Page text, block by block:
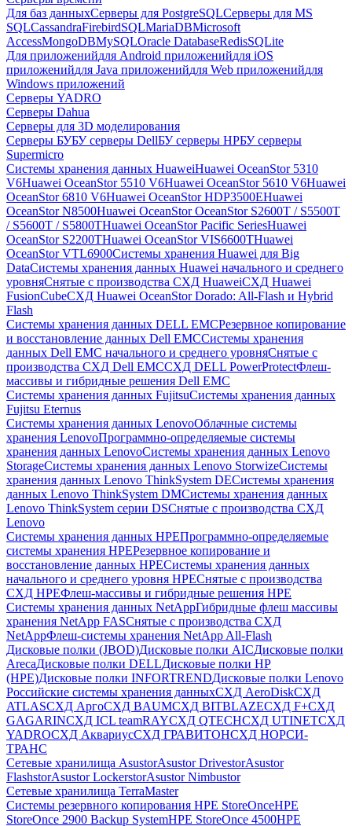
Для баз данныхСерверы для PostgreSQLСерверы для MS
SQLCassandraFirebirdSQLMariaDBMicrosoft
AccessMongoDBMySQLOracle DatabaseRedisSQLite
Для приложенийдля Android приложенийдля iOS
приложенийдля Java приложенийдля Web приложенийдля
Windows приложений
Серверы YADRO
Серверы Dahua
Серверы для 3D моделирования
Серверы БУБУ серверы DellБУ серверы HPБУ серверы
Supermicro
Системы хранения данных HuaweiHuawei OceanStor 5310
V6Huawei OceanStor 5510 V6Huawei OceanStor 5610 V6Huawei
OceanStor 6810 V6Huawei OceanStor HDP3500EHuawei
OceanStor N8500Huawei OceanStor OceanStor S2600T / S5500T
/ S5600T / S5800THuawei OceanStor Pacific SeriesHuawei
OceanStor S2200THuawei OceanStor VIS6600THuawei
OceanStor VTL6900Системы хранения Huawei для Big
DataСистемы хранения данных Huawei начального и среднего
уровняСнятые с производства СХД HuaweiСХД Huawei
FusionCubeСХД Huawei OceanStor Dorado: All-Flash и Hybrid
Flash
Системы хранения данных DELL EMCРезервное копирование
и восстановление данных Dell EMCСистемы хранения
данных Dell EMC начального и среднего уровняСнятые с
производства СХД Dell EMCСХД DELL PowerProtectФлеш-
массивы и гибридные решения Dell EMC
Системы хранения данных FujitsuСистемы хранения данных
Fujitsu Eternus
Системы хранения данных LenovoОблачные системы
хранения LenovoПрограммно-определяемые системы
хранения данных LenovoСистемы хранения данных Lenovo
StorageСистемы хранения данных Lenovo StorwizeСистемы
хранения данных Lenovo ThinkSystem DEСистемы хранения
данных Lenovo ThinkSystem DMСистемы хранения данных
Lenovo ThinkSystem серии DSСнятые с производства СХД
Lenovo
Системы хранения данных HPEПрограммно-определяемые
системы хранения HPEРезервное копирование и
восстановление данных HPEСистемы хранения данных
начального и среднего уровня HPEСнятые с производства
СХД HPEФлеш-массивы и гибридные решения HPE
Cистемы хранения данных NetAppГибридные флеш массивы
хранения NetApp FASСнятые с производства СХД
NetAppФлеш-системы хранения NetApp All-Flash
Дисковые полки (JBOD)Дисковые полки AICДисковые полки
ArecaДисковые полки DELLДисковые полки HP
(HPE)Дисковые полки INFORTRENDДисковые полки Lenovo
Российские системы хранения данныхСХД AeroDiskСХД
ATLASСХД AргоСХД BAUMСХД BITBLAZEСХД F+СХД
GAGARINСХД ICL teamRAYСХД QTECHСХД UTINETСХД
YADROСХД АквариусСХД ГРАВИТОНСХД НОРСИ-
ТРАНС
Сетевые хранилища AsustorAsustor DrivestorAsustor
FlashstorAsustor LockerstorAsustor Nimbustor
Сетевые хранилища TerraMaster
Системы резервного копирования HPE StoreOnceHPE
StoreOnce 2900 Backup SystemHPE StoreOnce 4500HPE